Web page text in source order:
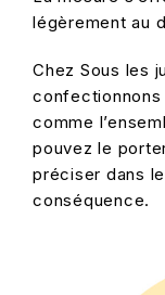
légèrement au
Chez Sous les
comme
pouvez le
préciser dans
conséquence.